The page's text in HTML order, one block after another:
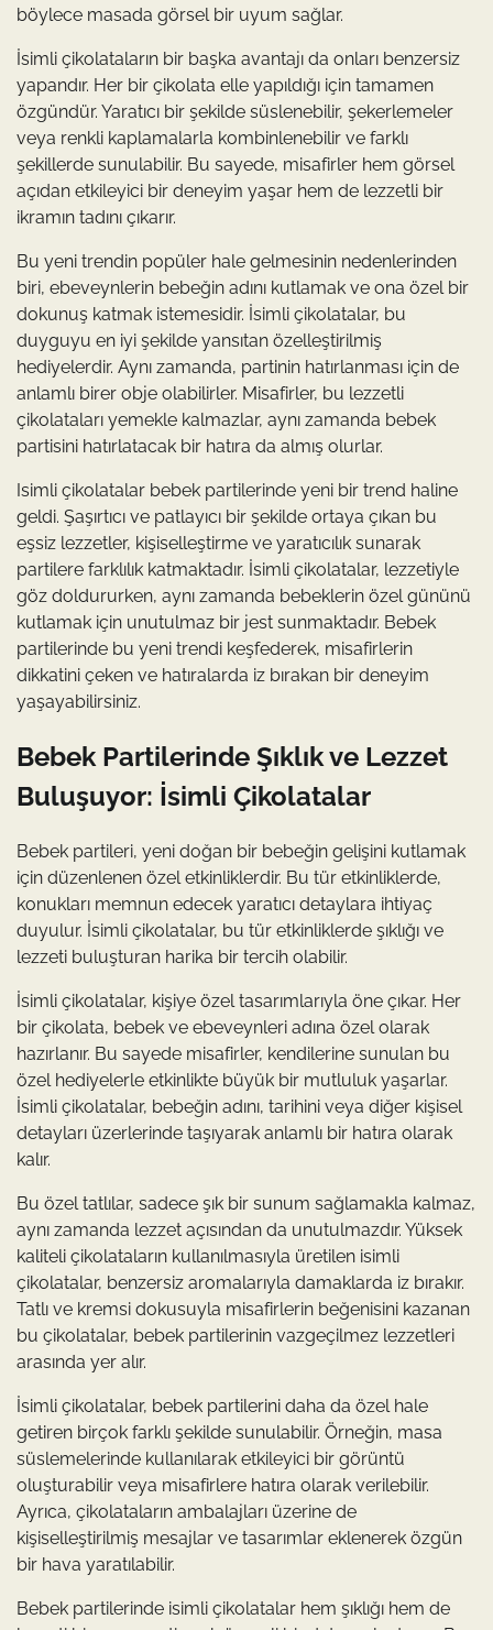
böylece masada görsel bir uyum sağlar.
İsimli çikolataların bir başka avantajı da onları benzersiz
yapandır. Her bir çikolata elle yapıldığı için tamamen
özgündür. Yaratıcı bir şekilde süslenebilir, şekerlemeler
veya renkli kaplamalarla kombinlenebilir ve farklı
şekillerde sunulabilir. Bu sayede, misafirler hem görsel
açıdan etkileyici bir deneyim yaşar hem de lezzetli bir
ikramın tadını çıkarır.
Bu yeni trendin popüler hale gelmesinin nedenlerinden
biri, ebeveynlerin bebeğin adını kutlamak ve ona özel bir
dokunuş katmak istemesidir. İsimli çikolatalar, bu
duyguyu en iyi şekilde yansıtan özelleştirilmiş
hediyelerdir. Aynı zamanda, partinin hatırlanması için de
anlamlı birer obje olabilirler. Misafirler, bu lezzetli
çikolataları yemekle kalmazlar, aynı zamanda bebek
partisini hatırlatacak bir hatıra da almış olurlar.
Isimli çikolatalar bebek partilerinde yeni bir trend haline
geldi. Şaşırtıcı ve patlayıcı bir şekilde ortaya çıkan bu
eşsiz lezzetler, kişiselleştirme ve yaratıcılık sunarak
partilere farklılık katmaktadır. İsimli çikolatalar, lezzetiyle
göz doldururken, aynı zamanda bebeklerin özel gününü
kutlamak için unutulmaz bir jest sunmaktadır. Bebek
partilerinde bu yeni trendi keşfederek, misafirlerin
dikkatini çeken ve hatıralarda iz bırakan bir deneyim
yaşayabilirsiniz.
Bebek Partilerinde Şıklık ve Lezzet
Buluşuyor: İsimli Çikolatalar
Bebek partileri, yeni doğan bir bebeğin gelişini kutlamak
için düzenlenen özel etkinliklerdir. Bu tür etkinliklerde,
konukları memnun edecek yaratıcı detaylara ihtiyaç
duyulur. İsimli çikolatalar, bu tür etkinliklerde şıklığı ve
lezzeti buluşturan harika bir tercih olabilir.
İsimli çikolatalar, kişiye özel tasarımlarıyla öne çıkar. Her
bir çikolata, bebek ve ebeveynleri adına özel olarak
hazırlanır. Bu sayede misafirler, kendilerine sunulan bu
özel hediyelerle etkinlikte büyük bir mutluluk yaşarlar.
İsimli çikolatalar, bebeğin adını, tarihini veya diğer kişisel
detayları üzerlerinde taşıyarak anlamlı bir hatıra olarak
kalır.
Bu özel tatlılar, sadece şık bir sunum sağlamakla kalmaz,
aynı zamanda lezzet açısından da unutulmazdır. Yüksek
kaliteli çikolataların kullanılmasıyla üretilen isimli
çikolatalar, benzersiz aromalarıyla damaklarda iz bırakır.
Tatlı ve kremsi dokusuyla misafirlerin beğenisini kazanan
bu çikolatalar, bebek partilerinin vazgeçilmez lezzetleri
arasında yer alır.
İsimli çikolatalar, bebek partilerini daha da özel hale
getiren birçok farklı şekilde sunulabilir. Örneğin, masa
süslemelerinde kullanılarak etkileyici bir görüntü
oluşturabilir veya misafirlere hatıra olarak verilebilir.
Ayrıca, çikolataların ambalajları üzerine de
kişiselleştirilmiş mesajlar ve tasarımlar eklenerek özgün
bir hava yaratılabilir.
Bebek partilerinde isimli çikolatalar hem şıklığı hem de